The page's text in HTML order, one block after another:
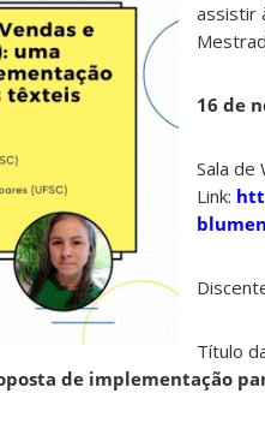
assistir
16 de
Sala de
Link:
Título
de implementação